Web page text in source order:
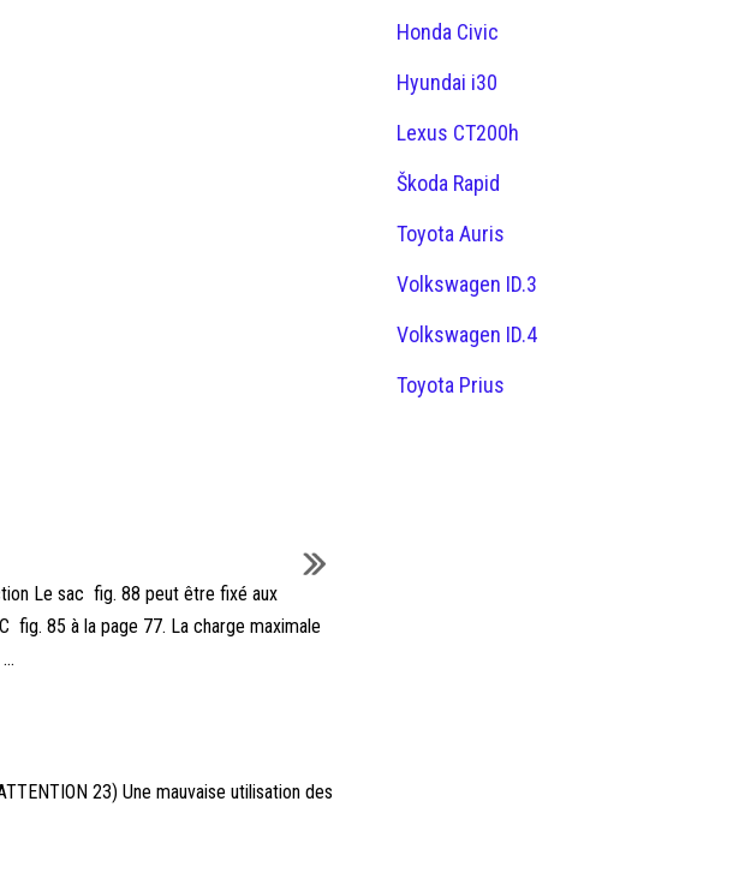
Le sac fig. 88 peut être fixé aux
fig. 85 à la page 77. La charge maximale
23) Une mauvaise utilisation des
Honda Civic
Hyundai i30
Lexus CT200h
Škoda Rapid
Toyota Auris
Volkswagen ID.3
Volkswagen ID.4
Toyota Prius